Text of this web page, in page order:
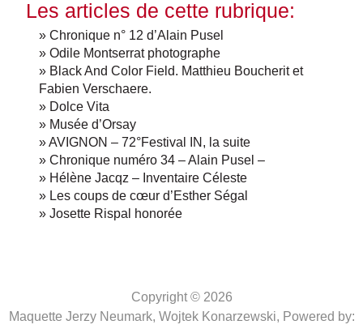
Les articles de cette rubrique:
» Chronique n° 12 d’Alain Pusel
» Odile Montserrat photographe
» Black And Color Field. Matthieu Boucherit et
Fabien Verschaere.
» Dolce Vita
» Musée d’Orsay
» AVIGNON – 72°Festival IN, la suite
» Chronique numéro 34 – Alain Pusel –
» Hélène Jacqz – Inventaire Céleste
» Les coups de cœur d’Esther Ségal
» Josette Rispal honorée
Copyright © 2026
Maquette Jerzy Neumark, Wojtek Konarzewski, Powered by: